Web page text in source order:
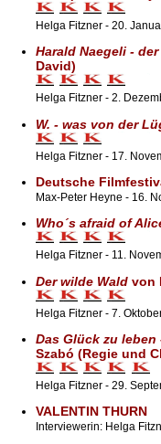
Helga Fitzner - 20.
Harald Naegeli -
David)
Helga Fitzner - 2.
W. - was von der
Helga Fitzner - 17.
Deutsche
Max-Peter Heyne - 16.
Who´s afraid of
Helga Fitzner - 11.
Der wilde Waldvon
Helga Fitzner - 7.
Das Glück zu
Szabó (Regie und
Helga Fitzner - 29.
VALENTIN THURN
Interviewerin: Helga